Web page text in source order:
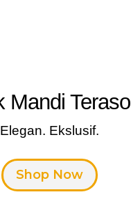
Mandi Teraso
Elegan. Ekslusif.
Shop Now